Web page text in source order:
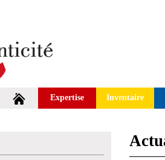
Expertise Inventaire